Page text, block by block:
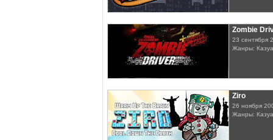
Zombie
23 сентября
Жанры:
Ziro
26 ноября
Жанры: